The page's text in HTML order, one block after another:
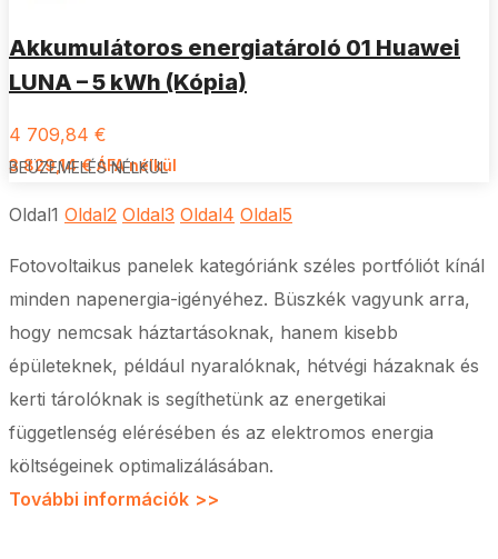
Akkumulátoros energiatároló 01 Huawei
LUNA – 5 kWh (Kópia)
4 709,84 €
3 829,14€ÁFA nélkül
BEÜZEMELÉS NÉLKÜL
Oldal1 Oldal2 Oldal3 Oldal4 Oldal5
Fotovoltaikus panelek kategóriánk széles portfóliót kínál
minden napenergia-igényéhez. Büszkék vagyunk arra,
hogy nemcsak háztartásoknak, hanem kisebb
épületeknek, például nyaralóknak, hétvégi házaknak és
kerti tárolóknak is segíthetünk az energetikai
függetlenség elérésében és az elektromos energia
költségeinek optimalizálásában.
További információk